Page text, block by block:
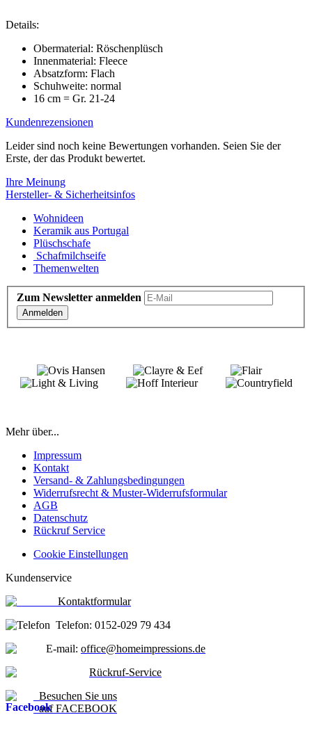
Details:
Obermaterial: Röschenplüsch
Innenmaterial: Fleece
Absatzform: Flach
Schuhweite: normal
16 cm = Gr. 21-24
Kundenrezensionen
Leider sind noch keine Bewertungen vorhanden. Seien Sie der
Erste, der das Produkt bewertet.
Ihre Meinung
Hersteller- & Sicherheitsinfos
Wohnideen
Keramik aus Portugal
Plüschschafe
Schafmilchseife
Themenwelten
Zum Newsletter anmelden
Anmelden
Mehr über...
Impressum
Kontakt
Versand- & Zahlungsbedingungen
Widerrufsrecht & Muster-Widerrufsformular
AGB
Datenschutz
Rückruf Service
Cookie Einstellungen
Kundenservice
Kontaktformular
Telefon: 0152-029 79 434
E-mail: office@homeimpressions.de
Rückruf-Service
Besuchen Sie uns
auf FACEBOOK